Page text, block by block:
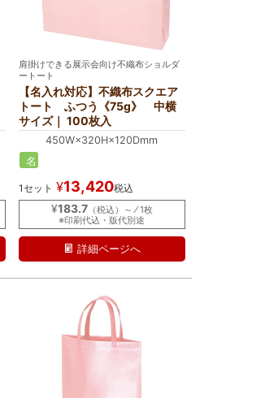
肩掛けできる展示会向け不織布ショルダ
ートート
【名入れ対応】不織布スクエア
トート ふつう《75g》 中横
サイズ｜ 100枚入
450W×320H×120Dmm
名
れ
1セット ¥13,420税込
¥183.7（税込）～ ⁄ 1枚
※印刷代込・版代別途
詳細ページへ